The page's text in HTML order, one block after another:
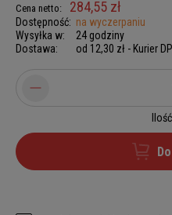
Cena netto: 284,55 zł
Dostępność: na wyczerpaniu
Wysyłka w:
24 godziny
Dostawa:
od 12,30 zł - Kurier